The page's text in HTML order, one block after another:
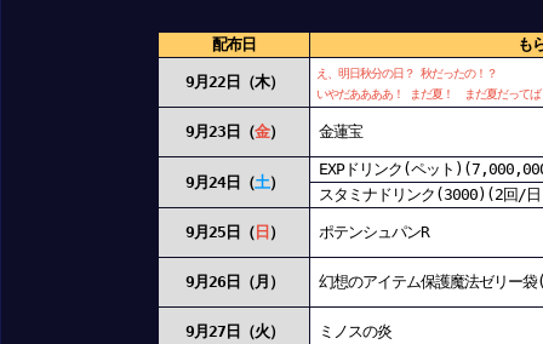
配布日 も
9月22日（木）
え、明日秋分の日？ 秋だったの！？
いやだああああ！ まだ夏！ まだ夏だってば
9月23日（金） 金蓮宝
9月24日（土）
EXPドリンク(ペット
スタミナドリンク(3000)(2回/
9月25日（日 ） ポテンシュパンR
9月26日（月） 幻想のアイテム保護魔法ゼリー
9月27日（火） ミノスの炎